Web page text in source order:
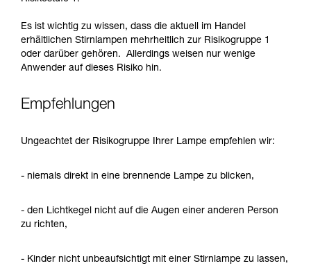
Es ist wichtig zu wissen, dass die aktuell im Handel
erhältlichen Stirnlampen mehrheitlich zur Risikogruppe 1
oder darüber gehören. Allerdings weisen nur wenige
Anwender auf dieses Risiko hin.
Empfehlungen
Ungeachtet der Risikogruppe Ihrer Lampe empfehlen wir:
- niemals direkt in eine brennende Lampe zu blicken,
- den Lichtkegel nicht auf die Augen einer anderen Person
zu richten,
- Kinder nicht unbeaufsichtigt mit einer Stirnlampe zu lassen,